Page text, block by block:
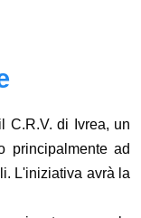
C.R.V. di Ivrea, un
principalmente ad
L'iniziativa avrà la